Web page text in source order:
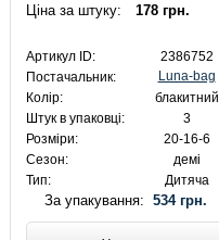
Ціна за штуку: 178 грн.
Артикул ID:
2386752
Постачальник:
Luna-bag
Колір:
блакитний
Штук в упаковці:
3
Розміри:
20-16-6
Сезон:
демі
Тип:
Дитяча
За упакування:534 грн.